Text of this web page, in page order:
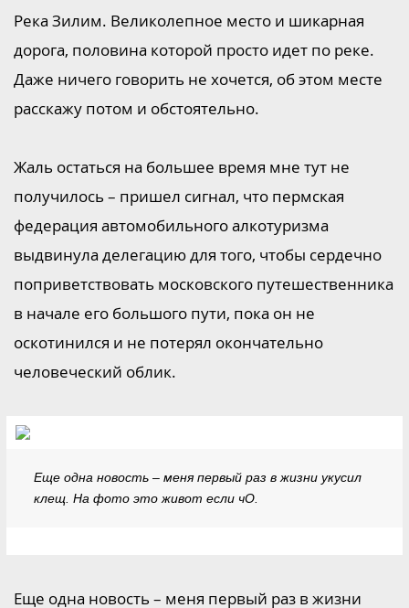
Река Зилим. Великолепное место и шикарная
дорога, половина которой просто идет по реке.
Даже ничего говорить не хочется, об этом месте
расскажу потом и обстоятельно.
Жаль остаться на большее время мне тут не
получилось – пришел сигнал, что пермская
федерация автомобильного алкотуризма
выдвинула делегацию для того, чтобы сердечно
поприветствовать московского путешественника
в начале его большого пути, пока он не
оскотинился и не потерял окончательно
человеческий облик.
Еще одна новость – меня первый раз в жизни укусил
клещ. На фото это живот если чО.
Еще одна новость – меня первый раз в жизни